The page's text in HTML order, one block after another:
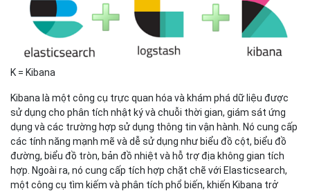
K = Kibana
Kibana là một công cụ trực quan hóa và khám phá dữ liệu được
sử dụng cho phân tích nhật ký và chuỗi thời gian, giám sát ứng
dụng và các trường hợp sử dụng thông tin vận hành. Nó cung cấp
các tính năng mạnh mẽ và dễ sử dụng như biểu đồ cột, biểu đồ
đường, biểu đồ tròn, bản đồ nhiệt và hỗ trợ địa không gian tích
hợp. Ngoài ra, nó cung cấp tích hợp chặt chẽ với Elasticsearch,
một công cụ tìm kiếm và phân tích phổ biến, khiến Kibana trở